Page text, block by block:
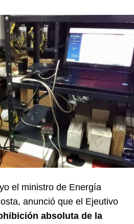
el ministro de Energía
anunció que el Ejeutivo
absoluta de la